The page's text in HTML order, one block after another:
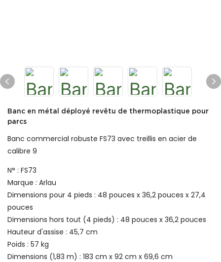
Banc en métal déployé revêtu de thermoplastique pour
parcs
Banc commercial robuste FS73 avec treillis en acier de
calibre 9
N° : FS73
Marque : Arlau
Dimensions pour 4 pieds : 48 pouces x 36,2 pouces x 27,4
pouces
Dimensions hors tout (4 pieds) : 48 pouces x 36,2 pouces
Hauteur d'assise : 45,7 cm
Poids : 57 kg
Dimensions (1,83 m) : 183 cm x 92 cm x 69,6 cm